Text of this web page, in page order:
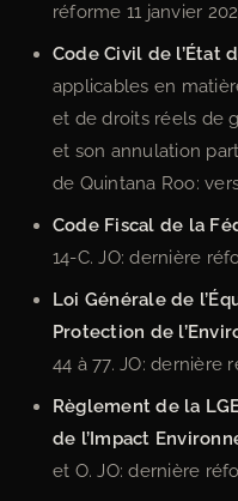
réforme 11 janvier
Code Civil de l’État
applicables en
et de droits réels de
et son annulation
de Quintana Roo:
Code Fiscal de la
14-C. JO: dernière
Loi Générale de
Protection de
44 à 77. JO: dernière
Règlement de la
de l’Impact
et O. JO: dernière